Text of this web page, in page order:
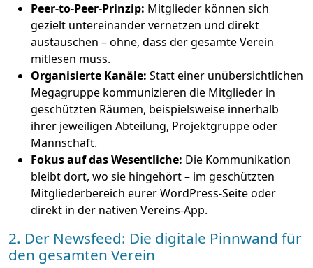
Peer-to-Peer-Prinzip: Mitglieder können sich
gezielt untereinander vernetzen und direkt
austauschen – ohne, dass der gesamte Verein
mitlesen muss.
Organisierte Kanäle: Statt einer unübersichtlichen
Megagruppe kommunizieren die Mitglieder in
geschützten Räumen, beispielsweise innerhalb
ihrer jeweiligen Abteilung, Projektgruppe oder
Mannschaft.
Fokus auf das Wesentliche: Die Kommunikation
bleibt dort, wo sie hingehört – im geschützten
Mitgliederbereich eurer WordPress-Seite oder
direkt in der nativen Vereins-App.
2. Der Newsfeed: Die digitale Pinnwand für
den gesamten Verein